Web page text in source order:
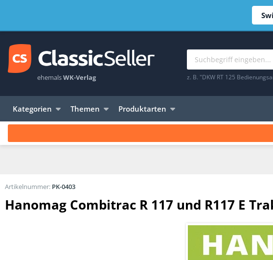
ehemalsWK-Verlag z. B. "DKW RT 125
Kategorien Themen Produktarten
Hanomag Combitrac R 117 und R117 E
Artikelnummer: PK-0403